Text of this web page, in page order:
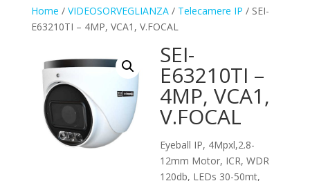
Home / VIDEOSORVEGLIANZA/ Telecamere IP / SEI-
E63210TI – 4MP, VCA1, V.FOCAL
SEI-
E63210TI –
4MP, VCA1,
V.FOCAL
Eyeball IP, 4Mpxl,2.8-
12mm Motor, ICR, WDR
120db, LEDs 30-50mt,